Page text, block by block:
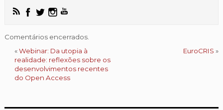
Comentários encerrados.
«Webinar: Da utopia à
realidade: reflexões sobre os
desenvolvimentos recentes
do Open Access
EuroCRIS »